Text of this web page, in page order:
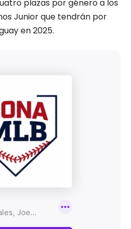
plazas por género a los
Junior que tendrán por
en 2025.